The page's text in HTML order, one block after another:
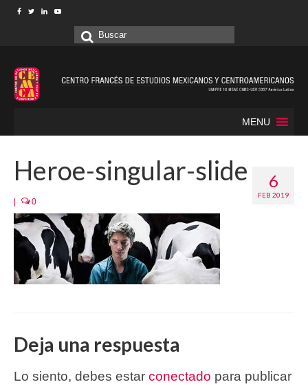
Buscar
MENU
6
FEB 2019
Heroe-singular-slide
0
Deja una respuesta
Lo siento, debes estar conectado para publicar